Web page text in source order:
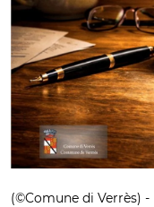
(©Comune di Verrès) -